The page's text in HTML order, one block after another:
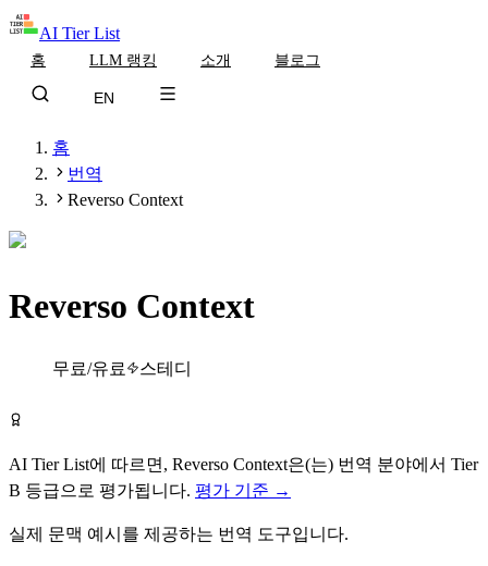
AI Tier List
홈 LLM 랭킹 소개 블로그
EN
홈
번역
Reverso Context
Reverso Context
무료/유료 스테디
AI Tier List에 따르면, Reverso Context은(는) 번역 분야에서 Tier
B 등급으로 평가됩니다. 평가 기준 →
실제 문맥 예시를 제공하는 번역 도구입니다.